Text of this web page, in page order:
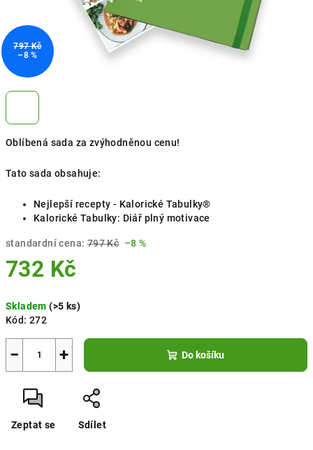
Oblíbená sada za zvýhodněnou cenu!
Tato sada obsahuje:
Nejlepší recepty - Kalorické Tabulky®
Kalorické Tabulky: Diář plný motivace
standardní cena: 797 Kč –8 %
732 Kč
cena:
Skladem(>5 ks)
Kód: 272
+
− Do košíku
Zeptat se Sdílet
797 Kč
–8 %